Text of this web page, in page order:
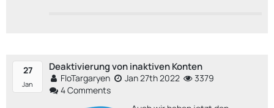
27
Jan
Deaktivierung von inaktiven Konten
FloTargaryen Jan 27th 2022
3379
4 Comments